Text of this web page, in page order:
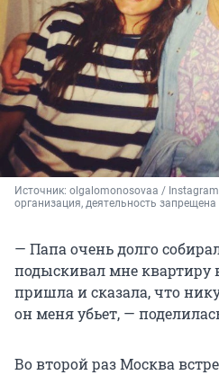
Источник: olgalomonosovaa /
организация, деятельность
— Папа очень долго
подыскивал мне квартиру
пришла и сказала, что
он меня убьет, —
Во второй раз Москва